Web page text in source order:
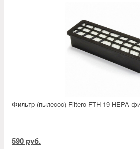
Фильтр (пылесос) Filtero FTH 19 HEPA
590 руб.